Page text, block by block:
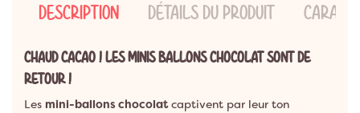
DESCRIPTION DÉTAILS DU PRODUIT
CHAUD CACAO ! LES MINIS BALLONS CHOCOLAT SONT DE
RETOUR !
Les mini-ballons chocolatcaptivent par leur ton